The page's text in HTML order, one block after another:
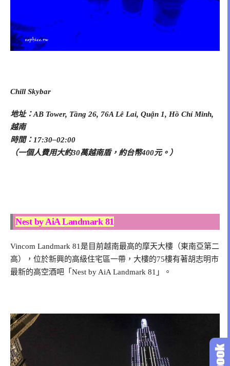
Chill Skybar
地址：AB Tower, Tầng 26, 76A Lê Lai, Quận 1, Hồ Chí Minh,
越南
時間：17:30–02:00
（一個人費用大約30萬越南盾，約台幣400元。）
Nest by AiA Landmark 81
Vincom Landmark 81是目前越南最高的摩天大樓（東南亞第二
高），位於新興的高級住宅區一帶，大樓的75樓有著胡志明市
最新的高空酒吧「Nest by AiA Landmark 81」。